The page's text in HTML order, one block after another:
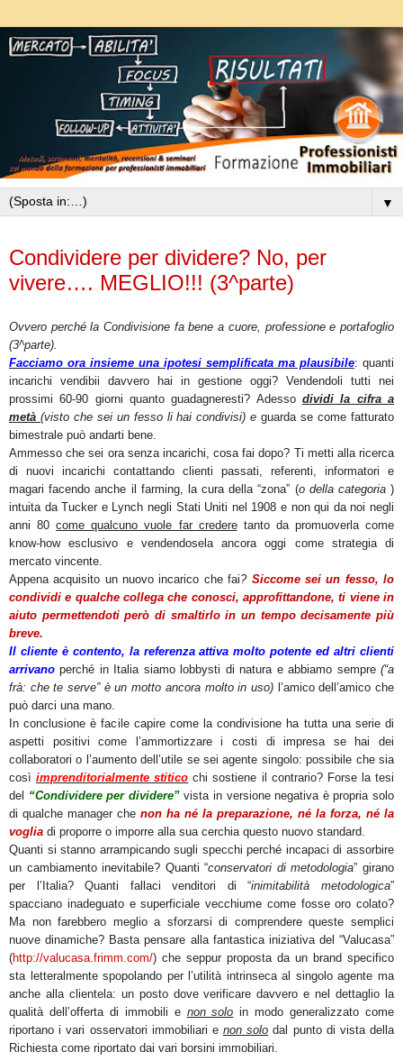
▼
Condividere per dividere? No, per
vivere…. MEGLIO!!! (3^parte)
Ovvero perché la Condivisione fa bene a cuore, professione e portafoglio
(3^parte).
Facciamo ora insieme una ipotesi semplificata ma plausibile: quanti
incarichi vendibii davvero hai in gestione oggi? Vendendoli tutti nei
prossimi 60-90 giorni quanto guadagneresti? Adesso dividi la cifra a
metà (visto che sei un fesso li hai condivisi) e guarda se come fatturato
bimestrale può andarti bene.
Ammesso che sei ora senza incarichi, cosa fai dopo? Ti metti alla ricerca
di nuovi incarichi contattando clienti passati, referenti, informatori e
magari facendo anche il farming, la cura della “zona” (o della categoria)
intuita da Tucker e Lynch negli Stati Uniti nel 1908 e non qui da noi negli
anni 80come qualcuno vuole far crederetanto da promuoverla come
know-how esclusivo e vendendosela ancora oggi come strategia di
mercato vincente.
Appena acquisito un nuovo incarico che fai?Siccome sei un fesso, lo
condividi e qualche collega che conosci, approfittandone, ti viene in
aiuto permettendoti però di smaltirlo in un tempo decisamente più
breve.
Il cliente è contento, la referenza attiva molto potente ed altri clienti
arrivano perché in Italia siamo lobbysti di natura e abbiamo sempre (“a
frà: che te serve” è un motto ancora molto in uso)l’amico dell’amico che
può darci una mano.
In conclusione è facile capire come la condivisione ha tutta una serie di
aspetti positivi come l’ammortizzare i costi di impresa se hai dei
collaboratori o l’aumento dell’utile se sei agente singolo: possibile che sia
cosìimprenditorialmente stitico chi sostiene il contrario? Forse la tesi
del “Condividere per dividere”vista in versione negativa è propria solo
di qualche manager che non ha né la preparazione, né la forza, né la
voglia di proporre o imporre alla sua cerchia questo nuovo standard.
Quanti si stanno arrampicando sugli specchi perché incapaci di assorbire
un cambiamento inevitabile? Quanti “conservatori di metodologia” girano
per l’Italia? Quanti fallaci venditori di “inimitabilità metodologica”
spacciano inadeguato e superficiale vecchiume come fosse oro colato?
Ma non farebbero meglio a sforzarsi di comprendere queste semplici
nuove dinamiche? Basta pensare alla fantastica iniziativa del “Valucasa”
(http://valucasa.frimm.com/) che seppur proposta da un brand specifico
sta letteralmente spopolando per l’utilità intrinseca al singolo agente ma
anche alla clientela: un posto dove verificare davvero e nel dettaglio la
qualità dell’offerta di immobili e non solo in modo generalizzato come
riportano i vari osservatori immobiliari e non solo dal punto di vista della
Richiesta come riportato dai vari borsini immobiliari.